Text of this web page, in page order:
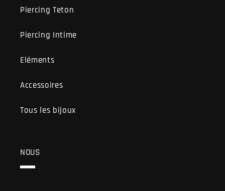
Piercing Teton
Piercing Intime
Eléments
Accessoires
Tous les bijoux
NOUS